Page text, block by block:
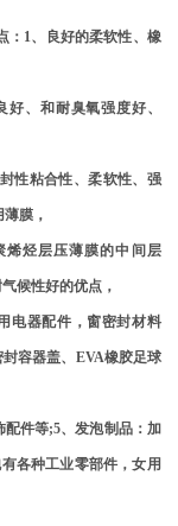
： 1、良好的柔软性、橡
、和耐臭氧强度好、
性粘合性、柔软性、强
膜，
烯烃层压薄膜的中间层
候性好的优点，
电器配件，窗密封材料
容器盖、 EVA橡胶足球
配件等;5、发泡制品：加
各种工业零部件，女用